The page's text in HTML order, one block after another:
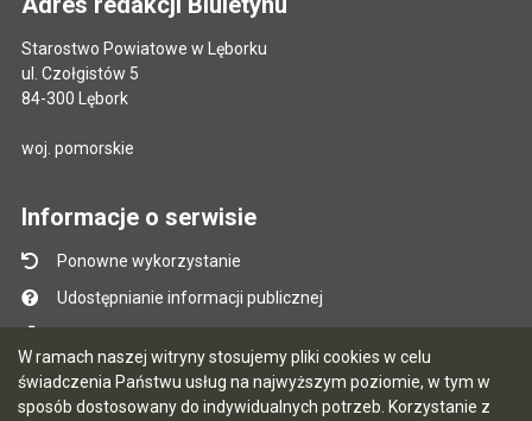
W ramach naszej witryny stosujemy pliki cookies w celu
świadczenia Państwu usług na najwyższym poziomie, w tym w
sposób dostosowany do indywidualnych potrzeb. Korzystanie z
Starostwo Powiatowe w Lęborku
ul. Czołgistów 5
84-300 Lębork
woj. pomorskie
Informacje o serwisie
Ponowne wykorzystanie
Udostępnianie informacji publicznej
Instrukcja obsługi
Statystyki oglądalności